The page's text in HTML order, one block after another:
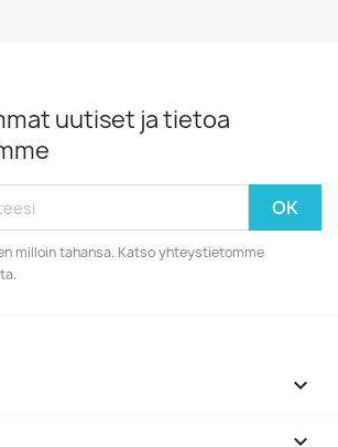
uutiset ja tietoa
milloin tahansa. Katso yhteystietomme

